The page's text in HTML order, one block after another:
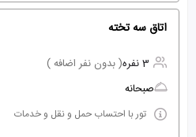
اتاق سه تخته
3 نفره
( بدون نفر اضافه )
صبحانه
تور با احتساب حمل و نقل و خدمات